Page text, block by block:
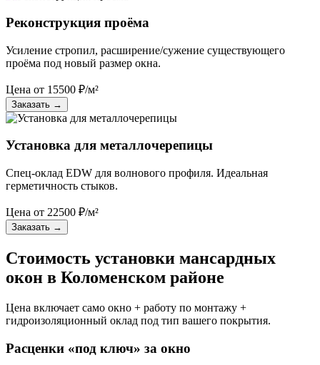
Реконструкция проёма
Усиление стропил, расширение/сужение существующего
проёма под новый размер окна.
Цена от 15500 ₽/м²
Заказать →
Установка для металлочерепицы
Спец-оклад EDW для волнового профиля. Идеальная
герметичность стыков.
Цена от 22500 ₽/м²
Заказать →
Стоимость установки мансардных
окон в Коломенском районе
Цена включает само окно + работу по монтажу +
гидроизоляционный оклад под тип вашего покрытия.
Расценки «под ключ» за окно